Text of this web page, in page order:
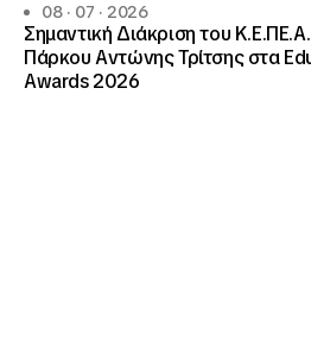
08 · 07 · 2026
Σημαντική Διάκριση του
Πάρκου Αντώνης Τρίτσης στα
Awards 2026